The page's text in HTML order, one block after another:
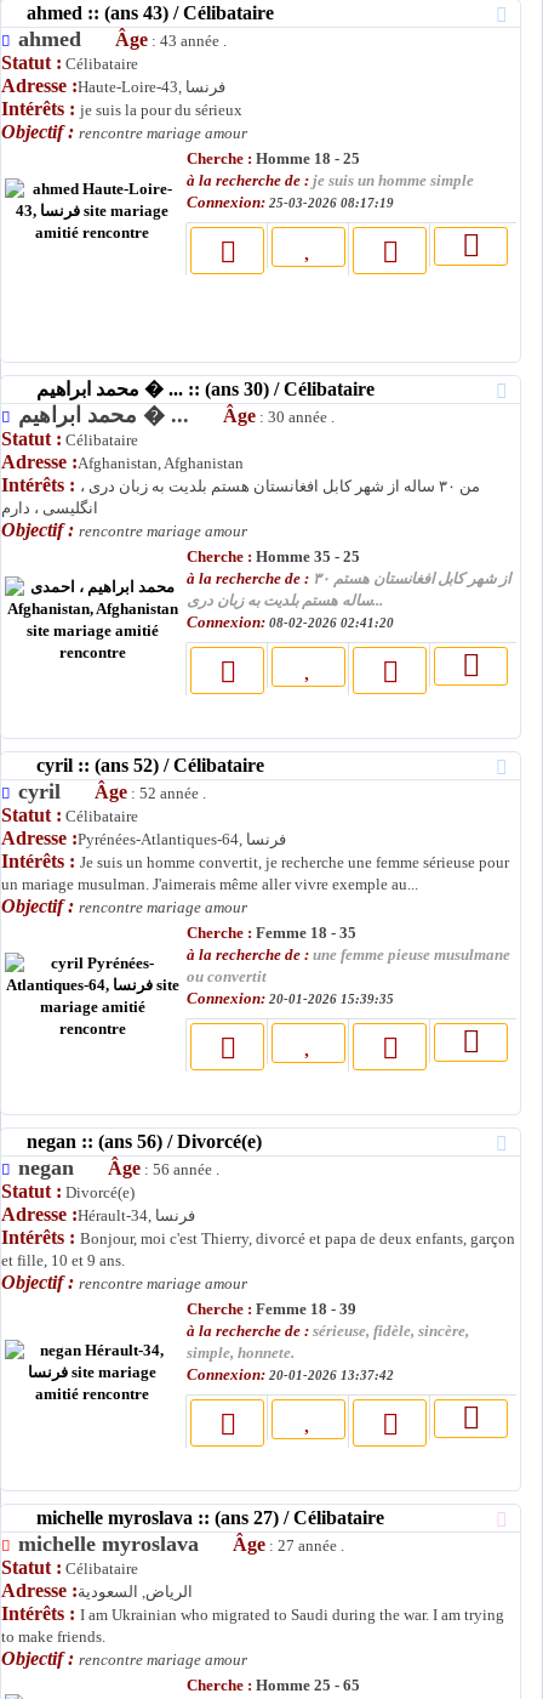
ahmed :: (ans 43) / Célibataire
ahmed Âge : 43 année .
Statut : Célibataire
Adresse : Haute-Loire-43, فرنسا
Intérêts : je suis la pour du sérieux
Objectif : rencontre mariage amour
Cherche : Homme 18 - 25
à la recherche de : je suis un homme simple
Connexion: 25-03-2026 08:17:19
محمد ابراهیم � ... :: (ans 30) / Célibataire
محمد ابراهیم � ... Âge : 30 année .
Statut : Célibataire
Adresse :Afghanistan, Afghanistan
Intérêts : من ۳۰ ساله از شهر کابل افغانستان هستم بلدیت به زبان دری ،
انگلیسی ، دارم
Objectif : rencontre mariage amour
Cherche : Homme 35 - 25
à la recherche de : از شهر کابل افغانستان هستم ۳۰
ساله هستم بلدیت به زبان دری...
Connexion: 08-02-2026 02:41:20
cyril :: (ans 52) / Célibataire
cyril Âge : 52 année .
Statut : Célibataire
Adresse : Pyrénées-Atlantiques-64, فرنسا
Intérêts : Je suis un homme convertit, je recherche une femme sérieuse pour
un mariage musulman. J'aimerais même aller vivre exemple au...
Objectif : rencontre mariage amour
Cherche : Femme 18 - 35
à la recherche de : une femme pieuse musulmane
ou convertit
Connexion: 20-01-2026 15:39:35
negan :: (ans 56) / Divorcé(e)
negan Âge : 56 année .
Statut : Divorcé(e)
Adresse : Hérault-34, فرنسا
Intérêts : Bonjour, moi c'est Thierry, divorcé et papa de deux enfants, garçon
et fille, 10 et 9 ans.
Objectif : rencontre mariage amour
Cherche : Femme 18 - 39
à la recherche de : sérieuse, fidèle, sincère,
simple, honnete.
Connexion: 20-01-2026 13:37:42
michelle myroslava :: (ans 27) / Célibataire
michelle myroslava Âge : 27 année .
Statut : Célibataire
Adresse :الرياض, السعودية
Intérêts : I am Ukrainian who migrated to Saudi during the war. I am trying
to make friends.
Objectif : rencontre mariage amour
Cherche : Homme 25 - 65